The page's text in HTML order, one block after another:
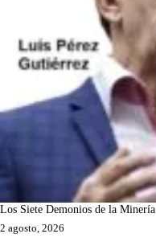
Los Siete Demonios de la Minería
2 agosto, 2026